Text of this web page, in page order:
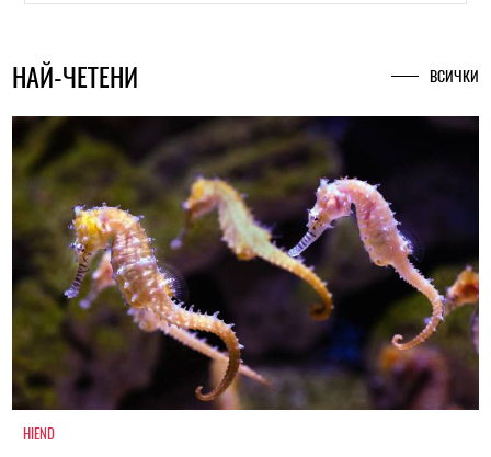
НАЙ-ЧЕТЕНИ ВСИЧКИ
HIEND